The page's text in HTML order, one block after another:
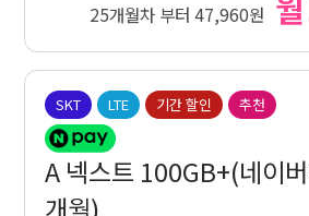
25개월차 부터 47,960원
SKT LTE 기간 할인 추천
A 넥스트 100GB+(네이
개월)